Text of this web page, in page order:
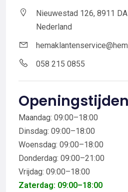
Nieuwestad 126, 8911
Nederland
058 215 0855
Openingstijden
Maandag: 09:00–18:00
Dinsdag: 09:00–18:00
Woensdag: 09:00–18:00
Donderdag: 09:00–21:00
Vrijdag: 09:00–18:00
Zaterdag: 09:00–18:00